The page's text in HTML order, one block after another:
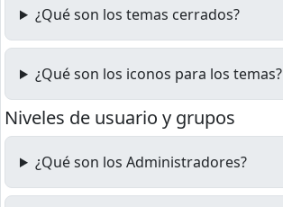
¿Qué son los temas cerrados?
¿Qué son los iconos para los temas?
Niveles de usuario y grupos
¿Qué son los Administradores?